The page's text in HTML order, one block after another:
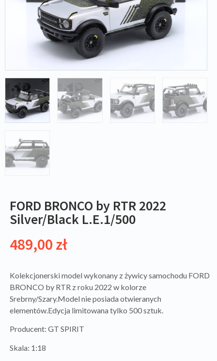
FORD BRONCO by RTR 2022
Silver/Black L.E.1/500
489,00 zł
Kolekcjonerski model wykonany z żywicy samochodu FORD
BRONCO by RTR z roku 2022 w kolorze
Srebrny/Szary.Model nie posiada otwieranych
elementów.Edycja limitowana tylko 500 sztuk.
Producent: GT SPIRIT
Skala: 1:18